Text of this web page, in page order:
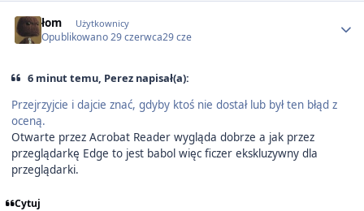
łom Użytkownicy
Opublikowano29 czerwca29 cze
6 minut temu, Perez napisał(a):
Przejrzyjcie i dajcie znać, gdyby ktoś nie dostał lub był ten błąd z
oceną.
Otwarte przez Acrobat Reader wygląda dobrze a jak przez
przeglądarkę Edge to jest babol więc ficzer ekskluzywny dla
przeglądarki.
Cytuj